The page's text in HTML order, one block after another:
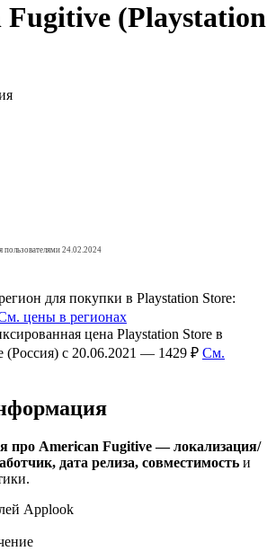
Fugitive (Playstation
пользователями 24.02.2024
для покупки в Playstation Store:
цены в регионах
цена Playstation Store в
(Россия) с 20.06.2021 — 1429 ₽ См.
про American Fugitive — локализация/
дата релиза, совместимость и
Applook